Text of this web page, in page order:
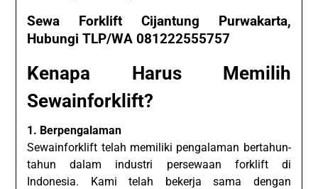
Sewa Forklift Cijantung Purwakarta,
Hubungi TLP/WA 081222555757
Kenapa Harus Memilih
Sewainforklift?
1. Berpengalaman
Sewainforklift telah memiliki pengalaman bertahun-
tahun dalam industri persewaan forklift di
Indonesia. Kami telah bekerja sama dengan